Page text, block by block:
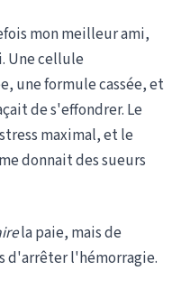
mon meilleur ami,
Une cellule
une formule cassée, et
de s'effondrer. Le
maximal, et le
donnait des sueurs
la paie, mais de
d'arrêter l'hémorragie.